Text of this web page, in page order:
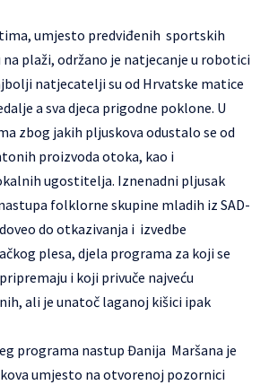
umjesto predviđenih sportskih
na plaži, održano je natjecanje u robotici
natjecatelji su od Hrvatske matice
a sva djeca prigodne poklone. U
zbog jakih pljuskova odustalo se od
proizvoda otoka, kao i
ugostitelja. Iznenadni pljusak
folklorne skupine mladih iz SAD-
do otkazivanja i izvedbe
plesa, djela programa za koji se
i koji privuče najveću
ali je unatoč laganoj kišici ipak
programa nastup Đanija Maršana je
umjesto na otvorenoj pozornici